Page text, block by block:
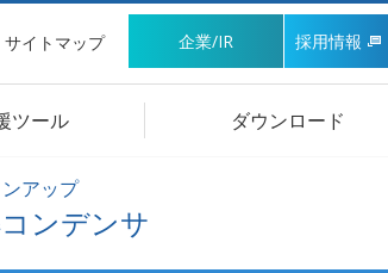
サイトマップ 企業/IR 採用情報
ツール ダウンロード
アップ
ンデンサ